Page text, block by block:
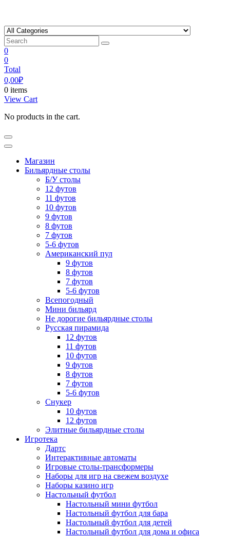
content
0
0
Total
0,00₽
0 items
View Cart
No products in the cart.
Магазин
Бильярдные столы
Б/У столы
12 футов
11 футов
10 футов
9 футов
8 футов
7 футов
5-6 футов
Американский пул
9 футов
8 футов
7 футов
5-6 футов
Всепогодный
Мини бильярд
Не дорогие бильярдные столы
Русская пирамида
12 футов
11 футов
10 футов
9 футов
8 футов
7 футов
5-6 футов
Снукер
10 футов
12 футов
Элитные бильярдные столы
Игротека
Дартс
Интерактивные автоматы
Игровые столы-трансформеры
Наборы для игр на свежем воздухе
Наборы казино игр
Настольный футбол
Настольный мини футбол
Настольный футбол для бара
Настольный футбол для детей
Настольный футбол для дома и офиса